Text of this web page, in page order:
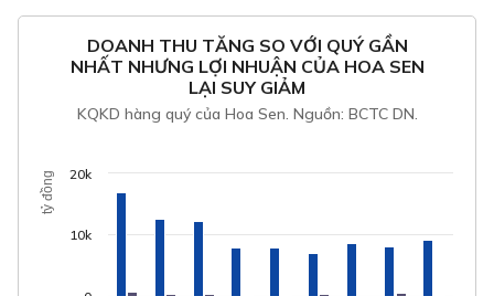
tỷ đồng
DOANH THU TĂNG SO VỚI QUÝ GẦN
NHẤT NHƯNG LỢI NHUẬN CỦA HOA SEN
LẠI SUY GIẢM
KQKD hàng quý của Hoa Sen. Nguồn: BCTC DN.
10k
20k